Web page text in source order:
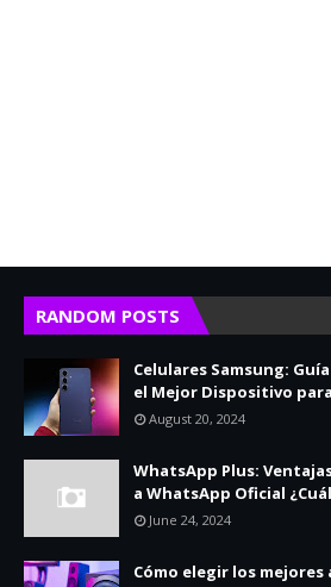
RANDOM POSTS
Celulares Samsung:
el Mejor Dispositivo
August 20, 2024
WhatsApp Plus:
a WhatsApp Oficial
June 24, 2024
Cómo elegir los mejores